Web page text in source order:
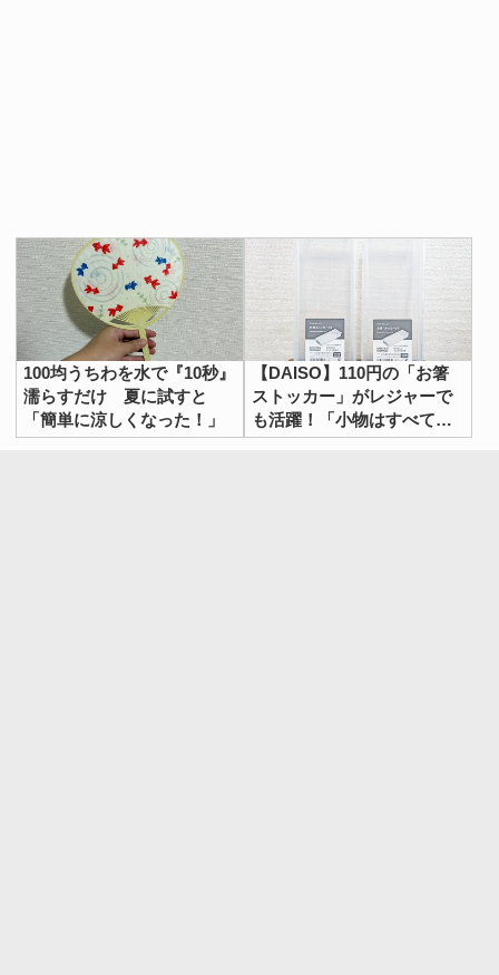
100均うちわを水で『10秒』
濡らすだけ 夏に試すと
「簡単に涼しくなった！」
【DAISO】110円の「お箸
ストッカー」がレジャーで
も活躍！「小物はすべてこ
れに収納したい」